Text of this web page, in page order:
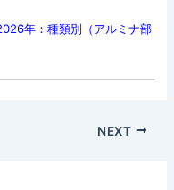
年：種類別（アルミナ部
NEXT